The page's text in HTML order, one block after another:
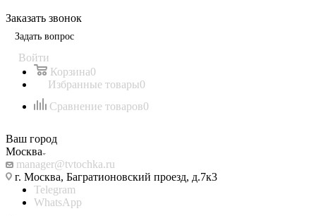
Заказать звонок
Задать вопрос
Войти
Корзина0
Избранные товары0
Сравнение товаров0
Ваш город
Москва
manager@tvtochka.ru
г. Москва, Багратионовский проезд, д.7к3
Telegram
WhatsApp